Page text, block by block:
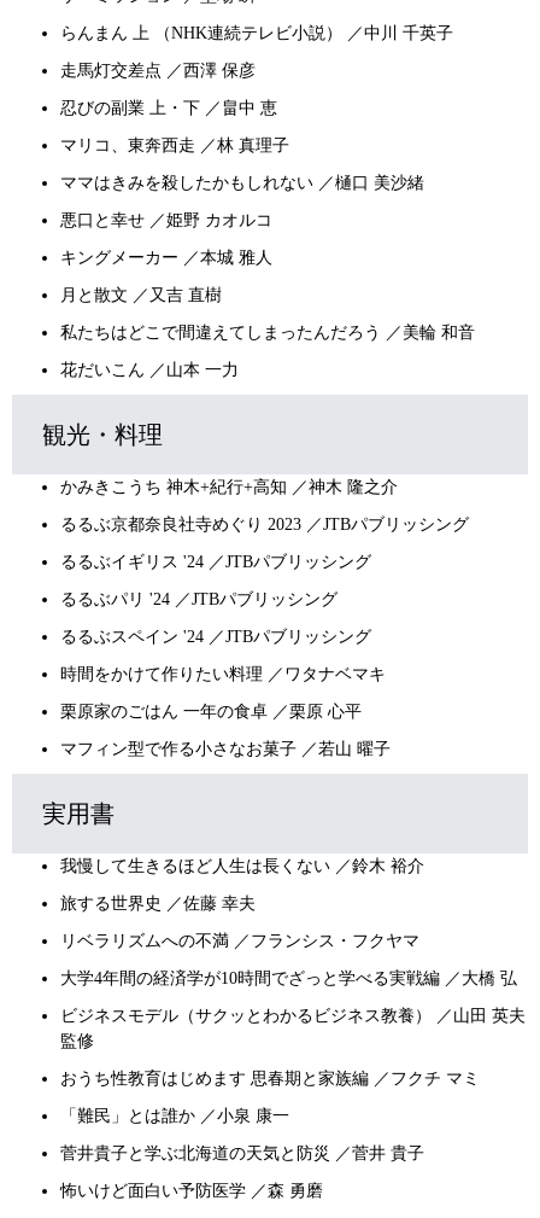
らんまん 上 （NHK連続テレビ小説） ／中川 千英子
走馬灯交差点 ／西澤 保彦
忍びの副業 上・下 ／畠中 恵
マリコ、東奔西走 ／林 真理子
ママはきみを殺したかもしれない ／樋口 美沙緒
悪口と幸せ ／姫野 カオルコ
キングメーカー ／本城 雅人
月と散文 ／又吉 直樹
私たちはどこで間違えてしまったんだろう ／美輪 和音
花だいこん ／山本 一力
観光・料理
かみきこうち 神木+紀行+高知 ／神木 隆之介
るるぶ京都奈良社寺めぐり 2023 ／JTBパブリッシング
るるぶイギリス '24 ／JTBパブリッシング
るるぶパリ '24 ／JTBパブリッシング
るるぶスペイン '24 ／JTBパブリッシング
時間をかけて作りたい料理 ／ワタナベマキ
栗原家のごはん 一年の食卓 ／栗原 心平
マフィン型で作る小さなお菓子 ／若山 曜子
実用書
我慢して生きるほど人生は長くない ／鈴木 裕介
旅する世界史 ／佐藤 幸夫
リベラリズムへの不満 ／フランシス・フクヤマ
大学4年間の経済学が10時間でざっと学べる実戦編 ／大橋 弘
ビジネスモデル（サクッとわかるビジネス教養） ／山田 英夫
監修
おうち性教育はじめます 思春期と家族編 ／フクチ マミ
「難民」とは誰か ／小泉 康一
菅井貴子と学ぶ北海道の天気と防災 ／菅井 貴子
怖いけど面白い予防医学 ／森 勇磨